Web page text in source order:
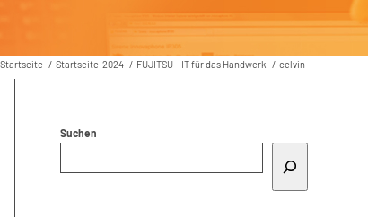
Startseite / Startseite-2024 / FUJITSU – IT für das Handwerk / celvin
Suchen